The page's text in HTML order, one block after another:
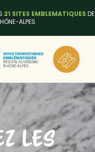
21 SITES EMBLEMATIQUES DE
ALPES
LES